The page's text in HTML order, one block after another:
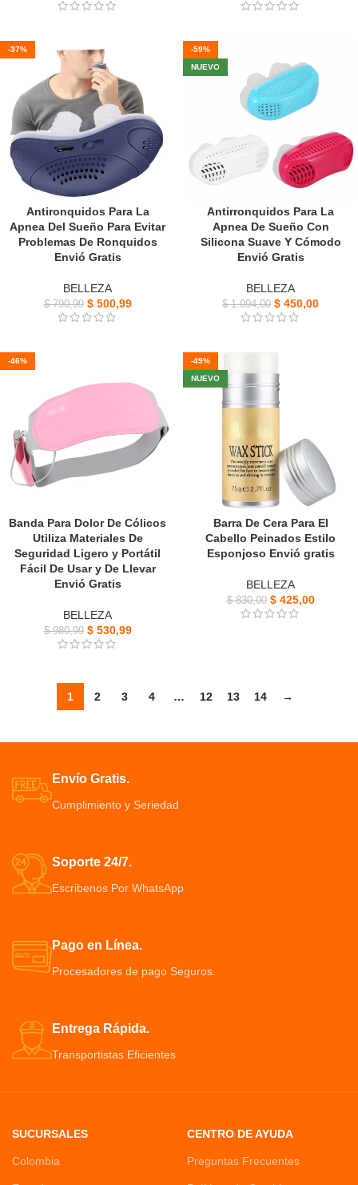
-37%
Antironquidos Para La
Apnea Del Sueño Para Evitar
Problemas De Ronquidos
Envió Gratis
BELLEZA
$790,99 $500,99
-59%
NUEVO
Antirronquidos Para La
Apnea De Sueño Con
Silicona Suave Y Cómodo
Envió Gratis
BELLEZA
$1.094,00 $ 450,00
-46%
Banda Para Dolor De Cólicos
Utiliza Materiales De
Seguridad Ligero y Portátil
Fácil De Usar y De Llevar
Envió Gratis
BELLEZA
$980,99 $530,99
-49%
NUEVO
Barra De Cera Para El
Cabello Peinados Estilo
Esponjoso Envió gratis
BELLEZA
$830,00 $425,00
1 2 3 4 … 12 13 14 →
Envío Gratis.
Cumplimiento y Seriedad
Soporte 24/7.
Escribenos Por WhatsApp
Pago en Línea.
Procesadores de pago Seguros.
Entrega Rápida.
Transportistas Eficientes
SUCURSALES
Colombia
CENTRO DE AYUDA
Preguntas Frecuentes